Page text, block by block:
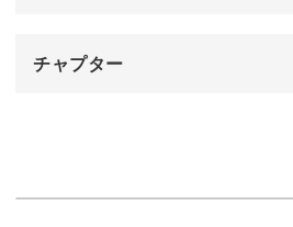
シルバーアクセサリーのような質
チャプター